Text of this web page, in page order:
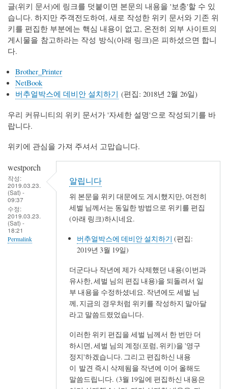
글(위키 문서)에 링크를 덧붙이면 본문의 내용을 '보충'할 수 있
습니다. 하지만 주객전도하여, 새로 작성한 위키 문서와 기존 위
키를 편집한 부분에는 핵심 내용이 없고, 온전히 외부 사이트의
게시물을 참고하라는 작성 방식(아래 링크)은 피하셨으면 합니
다.
Brother_Printer
NetBook
버추얼박스에 데비안 설치하기 (편집: 2018년 2월 26일)
우리 커뮤니티의 위키 문서가 '자세한 설명'으로 작성되기를 바
랍니다.
위키에 관심을 가져 주셔서 고맙습니다.
westporch
작성:
2019.03.23.
(Sat) -
09:37
수정:
2019.03.23.
(Sat) -
18:21
Permalink
알립니다
위 본문을 위키 대문에도 게시했지만, 여전히
세벌 님께서는 동일한 방법으로 위키를 편집
(아래 링크)하시네요.
버추얼박스에 데비안 설치하기 (편집:
2019년 3월 19일)
더군다나 작년에 제가 삭제했던 내용(이번과
유사한, 세벌 님의 편집 내용)을 되돌려서 일
부 내용을 수정하셨네요. 작년에도 세벌 님
께, 지금의 경우처럼 위키를 작성하지 말아달
라고 말씀드렸었습니다.
이러한 위키 편집을 세벌 님께서 한 번만 더
하시면, 세벌 님의 계정(포럼, 위키)을 '영구
정지'하겠습니다. 그리고 편집하신 내용
이 발견 즉시 삭제됨을 작년에 이어 올해도
말씀드립니다. (3월 19일에 편집하신 내용은